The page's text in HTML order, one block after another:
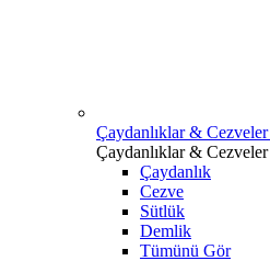
Çaydanlıklar & Cezveler
Çaydanlıklar & Cezveler
Çaydanlık
Cezve
Sütlük
Demlik
Tümünü Gör